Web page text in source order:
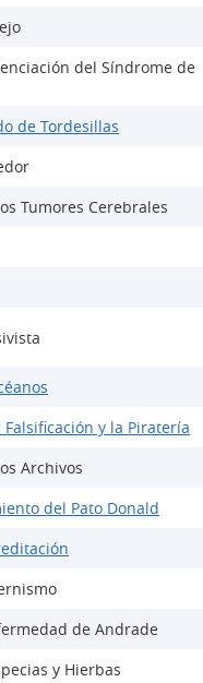
del Síndrome de
de Tordesillas
Tumores Cerebrales
y la Piratería
Archivos
del Pato Donald
de Andrade
y Hierbas